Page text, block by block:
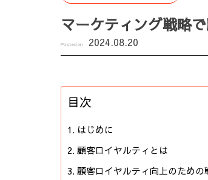
マーケティング戦略
Posted on 2024.08.20
目次
はじめに
顧客ロイヤルティとは
顧客ロイヤルティ向上のための